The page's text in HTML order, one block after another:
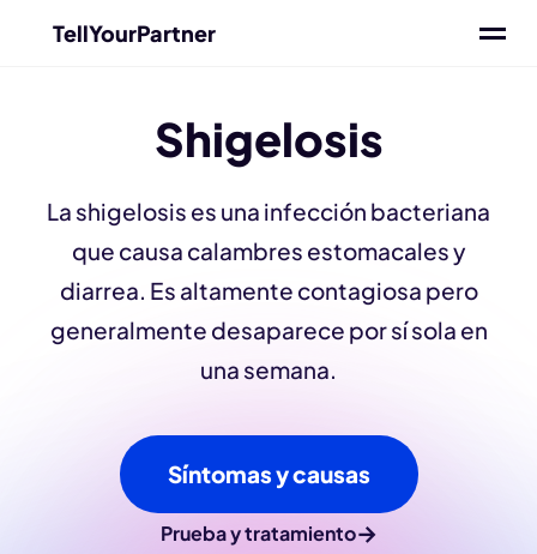
TellYourPartner
Shigelosis
La shigelosis es una infección bacteriana
que causa calambres estomacales y
diarrea. Es altamente contagiosa pero
generalmente desaparece por sí sola en
una semana.
Síntomas y causas
Prueba y tratamiento→